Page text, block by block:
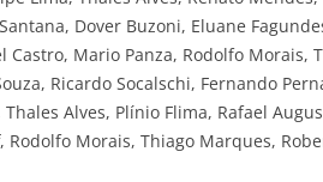
Dover Buzoni, Eluane
Castro, Mario Panza, Rodolfo Morais,
Ricardo Socalschi, Fernando
Alves, Plínio Flima, Rafael
Rodolfo Morais, Thiago Marques,